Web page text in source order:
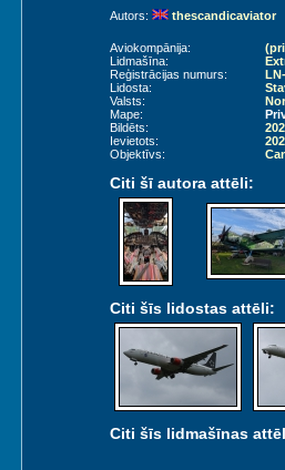
Autors: thescandicaviator
Aviokompānija:
Lidmašīna:
Reģistrācijas numurs:
Lidosta:
Valsts:
Mape:
Bildēts:
Ievietots:
Objektīvs:
Citi šī autora attēli:
Citi šīs lidostas attēli:
Citi šīs lidmašīnas